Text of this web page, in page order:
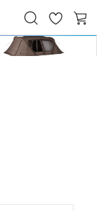
お
気
カ